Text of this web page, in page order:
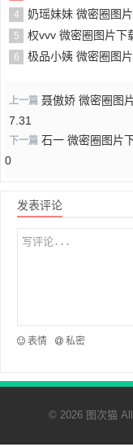
4 奶瑶妹妹 微密圈图片下载
5 权vvv 微密圈图片下
6 极品小姨 微密圈图
上一篇 聂傲娇 微密圈图
7.31
下一篇 石一 微密圈图片
0
发表评论
表情 私密
© 2026 图次猫